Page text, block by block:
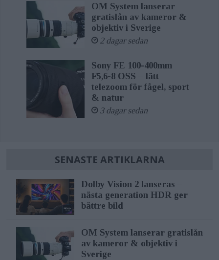
OM System lanserar
gratislån av kameror &
objektiv i Sverige
2 dagar sedan
Sony FE 100-400mm
F5,6-8 OSS – lätt
telezoom för fågel, sport
& natur
3 dagar sedan
SENASTE ARTIKLARNA
Dolby Vision 2 lanseras –
nästa generation HDR ger
bättre bild
OM System lanserar gratislån
av kameror & objektiv i
Sverige